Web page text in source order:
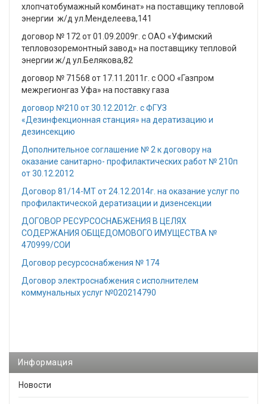
хлопчатобумажный комбинат» на поставщику тепловой
энергии ж/д ул.Менделеева,141
договор № 172 от 01.09.2009г. с ОАО «Уфимский
тепловозоремонтный завод» на поставщику тепловой
энергии ж/д ул.Белякова,82
договор № 71568 от 17.11.2011г. с ООО «Газпром
межрегионгаз Уфа» на поставку газа
договор №210 от 30.12.2012г. с ФГУЗ
«Дезинфекционная станция» на дератизацию и
дезинсекцию
Дополнительное соглашение № 2 к договору на
оказание санитарно- профилактических работ № 210п
от 30.12.2012
Договор 81/14-МТ от 24.12.2014г. на оказание услуг по
профилактической дератизации и дизенсекции
ДОГОВОР РЕСУРСОСНАБЖЕНИЯ В ЦЕЛЯХ
СОДЕРЖАНИЯ ОБЩЕДОМОВОГО ИМУЩЕСТВА №
470999/СОИ
Договор ресурсоснабжения № 174
Договор электроснабжения с исполнителем
коммунальных услуг №020214790
Информация
Новости